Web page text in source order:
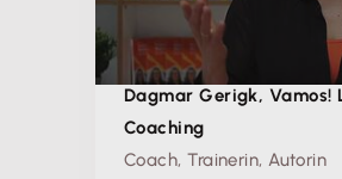
Dagmar Gerigk, Vamos!
Coaching
Coach, Trainerin, Autorin